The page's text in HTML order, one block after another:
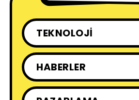
TEKNOLOJI
HABERLER